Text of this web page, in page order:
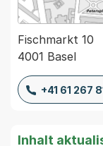
Fischmarkt 10
4001 Basel
+41 61 267
Inhalt